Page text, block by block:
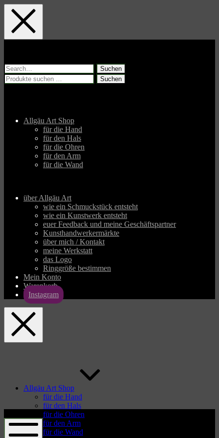
Skip
main
navigation
Skip
main
content
Skip
footer
Suchen
nach:
Suchen
Allgäu Art Shop
für die Hand
für den Hals
für die Ohren
für den Arm
für die Wand
über Allgäu Art
wie ein Schmuckstück entsteht
wie ein Kunstwerk entsteht
euer Feedback und meine Geschäftspartner
Kunsthandwerkermärkte
über mich / Kontakt
meine Werkstatt
das Logo
Ringgröße bestimmen
Mein Konto
Warenkorb
Instagram
Allgäu Art Shop
für die Hand
für den Hals
für die Ohren
für den Arm
für die Wand
art.com